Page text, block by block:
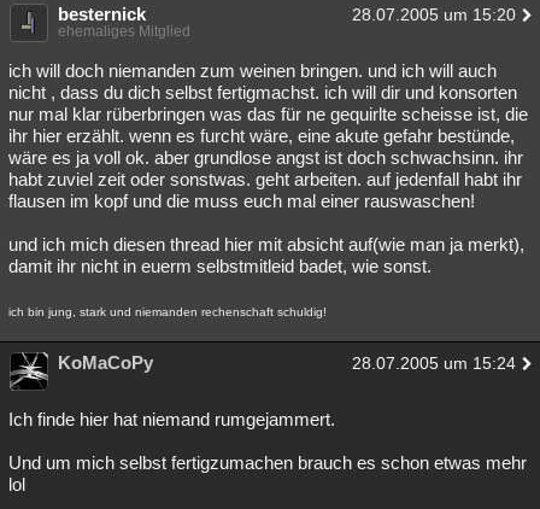
besternick 28.07.2005 um 15:20
ehemaliges Mitglied
ich will doch niemanden zum weinen bringen. und ich will auch
nicht , dass du dich selbst fertigmachst. ich will dir und konsorten
nur mal klar rüberbringen was das für ne gequirlte scheisse ist, die
ihr hier erzählt. wenn es furcht wäre, eine akute gefahr bestünde,
wäre es ja voll ok. aber grundlose angst ist doch schwachsinn. ihr
habt zuviel zeit oder sonstwas. geht arbeiten. auf jedenfall habt ihr
flausen im kopf und die muss euch mal einer rauswaschen!
und ich mich diesen thread hier mit absicht auf(wie man ja merkt),
damit ihr nicht in euerm selbstmitleid badet, wie sonst.
ich bin jung, stark und niemanden rechenschaft schuldig!
KoMaCoPy 28.07.2005 um 15:24
Ich finde hier hat niemand rumgejammert.
Und um mich selbst fertigzumachen brauch es schon etwas mehr
lol